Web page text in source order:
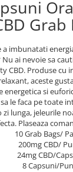
Grab
imbunatati
ai nevoie sa
CBD. Produse cu
aceste
energetica si
le faca pe toate
zi lunga, jeleurile
Plaseaza
10 Grab Bags/
200mg CBD/
24mg CBD/
8 Capsuni/